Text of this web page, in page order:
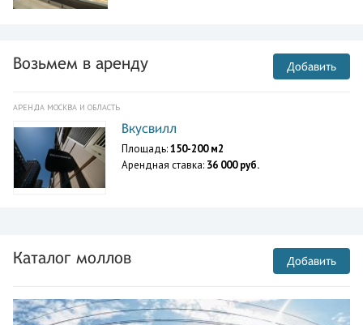
Возьмем в аренду Добавить
АРЕНДА МОСКВА И ОБЛАСТЬ
Вкусвилл
Площадь:150-200 м2
Арендная ставка: 36 000 руб.
Каталог моллов Добавить